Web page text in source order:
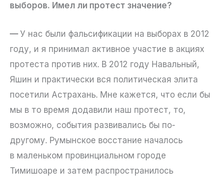
выборов. Имел ли протест значение?
— У нас были фальсификации на выборах в 2012
году, и я принимал активное участие в акциях
протеста против них. В 2012 году Навальный,
Яшин и практически вся политическая элита
посетили Астрахань. Мне кажется, что если бы
мы в то время додавили наш протест, то,
возможно, события развивались бы по-
другому. Румынское восстание началось
в маленьком провинциальном городе
Тимишоаре и затем распространилось